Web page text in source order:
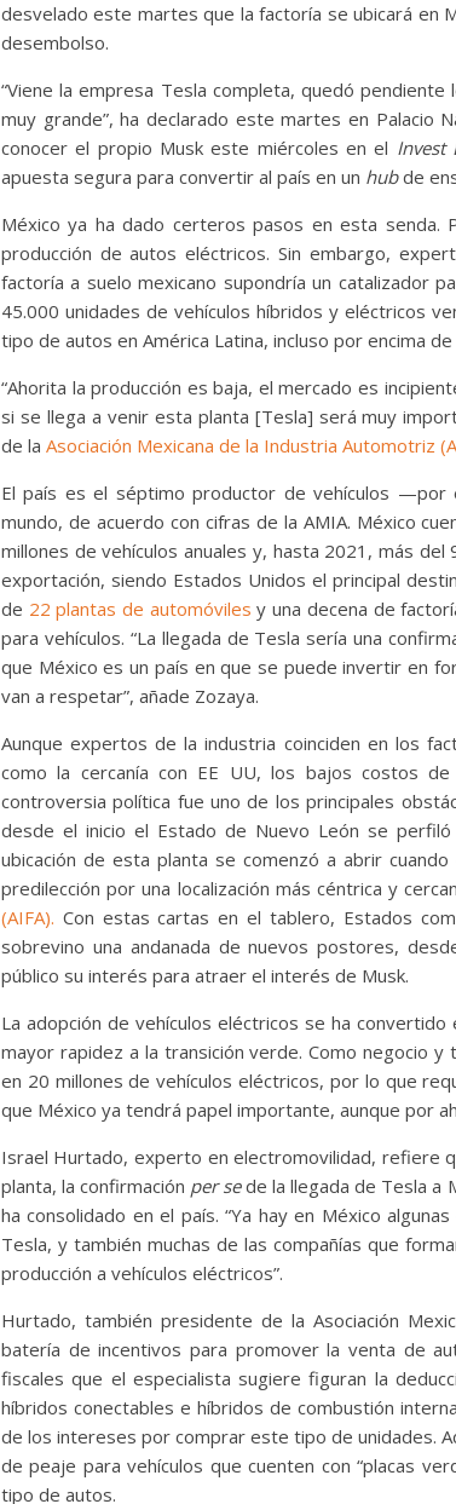
desvelado este martes que la factoría se ubicará en
desembolso.
“Viene la empresa Tesla completa, quedó
muy grande”, ha declarado este martes en Palacio
conocer el propio Musk este miércoles en el
apuesta segura para convertir al país en un hubde
México ya ha dado certeros pasos en esta senda.
producción de autos eléctricos. Sin embargo,
factoría a suelo mexicano supondría un catalizador
45.000 unidades de vehículos híbridos y eléctricos
tipo de autos en América Latina, incluso por encima
“Ahorita la producción es baja, el mercado es
si se llega a venir esta planta [Tesla] será muy
de la Asociación Mexicana de la Industria Automotriz
El país es el séptimo productor de vehículos
mundo, de acuerdo con cifras de la AMIA. México
millones de vehículos anuales y, hasta 2021, más
exportación, siendo Estados Unidos el principal
de 22 plantas de automóvilesy una decena de
para vehículos. “La llegada de Tesla sería una
que México es un país en que se puede invertir en
van a respetar”, añade Zozaya.
Aunque expertos de la industria coinciden en los
como la cercanía con EE UU, los bajos costos
controversia política fue uno de los principales
desde el inicio el Estado de Nuevo León se
ubicación de esta planta se comenzó a abrir
predilección por una localización más céntrica y
(AIFA). Con estas cartas en el tablero, Estados
sobrevino una andanada de nuevos postores,
público su interés para atraer el interés de Musk.
La adopción de vehículos eléctricos se ha
mayor rapidez a la transición verde. Como negocio
en 20 millones de vehículos eléctricos, por lo que
que México ya tendrá papel importante, aunque por
Israel Hurtado, experto en electromovilidad, refiere
planta, la confirmación per sede la llegada de Tesla a
ha consolidado en el país. “Ya hay en México
Tesla, y también muchas de las compañías que
producción a vehículos eléctricos”.
Hurtado, también presidente de la Asociación
batería de incentivos para promover la venta de
fiscales que el especialista sugiere figuran la
híbridos conectables e híbridos de combustión
de los intereses por comprar este tipo de unidades.
de peaje para vehículos que cuenten con “placas
tipo de autos.